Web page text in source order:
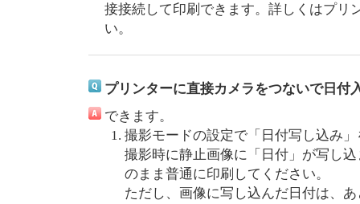
接接続して印刷できます。詳しくはプリ
い。
プリンターに直接カメラをつないで日付
できます。
撮影モードの設定で「日付写し込み
撮影時に静止画像に「日付」が写し
のまま普通に印刷してください。
ただし、画像に写し込んだ日付は、